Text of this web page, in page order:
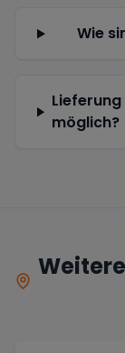
Wie
möglich?